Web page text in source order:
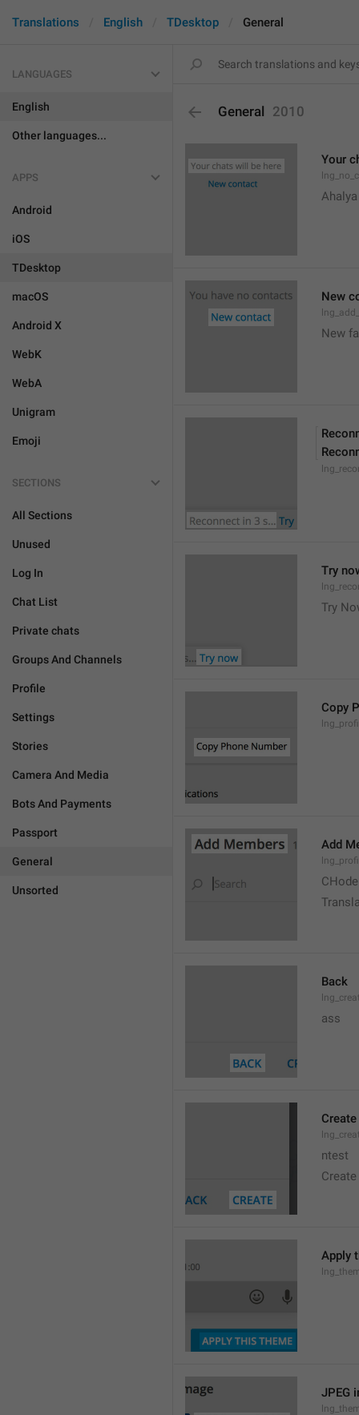
Translations English TDesktop General
LANGUAGES
English
Other languages...
APPS
Android
iOS
TDesktop
macOS
Android X
WebK
WebA
Unigram
Emoji
SECTIONS
All Sections
Unused
Log In
Chat List
Private chats
Groups And Channels
Profile
Settings
Stories
Camera And Media
Bots And Payments
Passport
General
Unsorted
General 2010
Your
New
New
Try
Try
Copy
Add
Back
ass
Create
ntest
Apply
JPEG